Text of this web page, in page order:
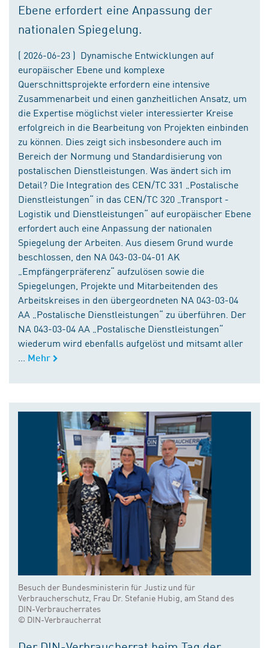
Ebene erfordert eine Anpassung der
nationalen Spiegelung.
( 2026-06-23 ) Dynamische Entwicklungen auf
europäischer Ebene und komplexe
Querschnittsprojekte erfordern eine intensive
Zusammenarbeit und einen ganzheitlichen Ansatz, um
die Expertise möglichst vieler interessierter Kreise
erfolgreich in die Bearbeitung von Projekten einbinden
zu können. Dies zeigt sich insbesondere auch im
Bereich der Normung und Standardisierung von
postalischen Dienstleistungen. Was ändert sich im
Detail? Die Integration des CEN/TC 331 „Postalische
Dienstleistungen“ in das CEN/TC 320 „Transport -
Logistik und Dienstleistungen“ auf europäischer Ebene
erfordert auch eine Anpassung der nationalen
Spiegelung der Arbeiten. Aus diesem Grund wurde
beschlossen, den NA 043-03-04-01 AK
„Empfängerpräferenz“ aufzulösen sowie die
Spiegelungen, Projekte und Mitarbeitenden des
Arbeitskreises in den übergeordneten NA 043-03-04
AA „Postalische Dienstleistungen“ zu überführen. Der
NA 043-03-04 AA „Postalische Dienstleistungen“
wiederum wird ebenfalls aufgelöst und mitsamt aller
Mehr
Besuch der Bundesministerin für Justiz und für
Verbraucherschutz, Frau Dr. Stefanie Hubig, am Stand des
DIN-Verbraucherrates
© DIN-Verbraucherrat